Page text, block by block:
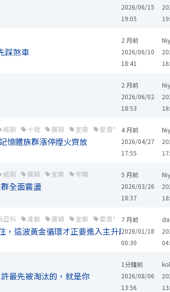
2026/06/15
19:05
2 月前
2026/06/10
18:41
踩煞車
2 月前
2026/06/02
18:53
威剛 十銓 廣穎 宜鼎 愛普* 力積電 群聯
4 月前
2026/04/27
17:55
憶體族群漲停煙火齊放
威剛 廣穎 宜鼎 宇瞻
5 月前
2026/03/26
18:37
全面震盪
亞科 凌航 廣穎 宜鼎 愛普* 力積電 群
7 月前
2026/01/18
00:30
，這波黃金循環才正要進入主升段？
1分鐘前
2026/08/06
13:56
最先被淘汰的，就是你